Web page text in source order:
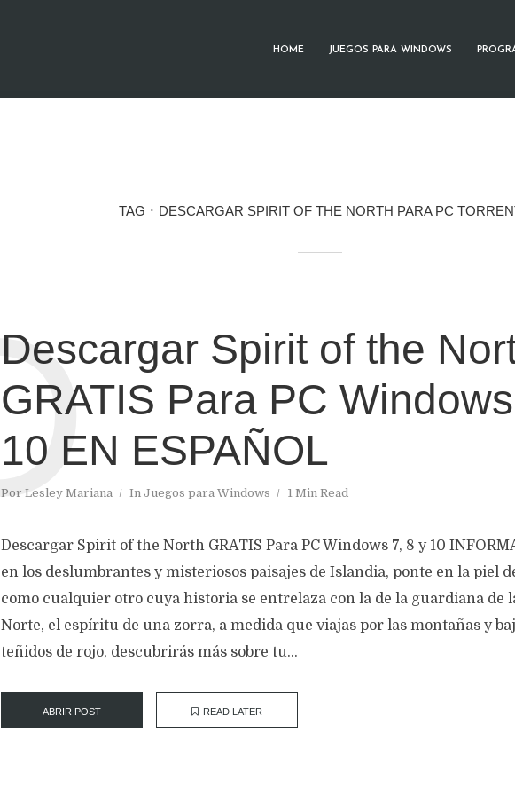
HOME JUEGOS PARA WINDOWS
TAG DESCARGAR SPIRIT OF THE NORTH PARA PC
Descargar Spirit of the
GRATIS Para PC
10 EN ESPAÑOL
Por Lesley Mariana In Juegos para Windows 1 Min Read
D
Descargar Spirit of the North GRATIS Para PC Windows 7, 8 y 10
en los deslumbrantes y misteriosos paisajes de Islandia, ponte en la piel
como cualquier otro cuya historia se entrelaza con la de la guardiana de
Norte, el espíritu de una zorra, a medida que viajas por las montañas y
teñidos de rojo, descubrirás más sobre tu...
ABRIR POST READ LATER